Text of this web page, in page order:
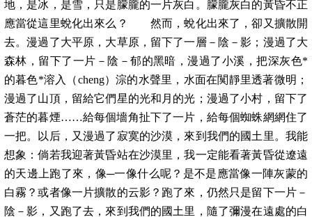
地，是冰，是雪，只是朦朧的一片灰白。朦朧灰白的黃昏不正
應當從這里蛻化出來么？ 然而，蛻化出來了，卻又擴散開
去。漫過了大平原，大草原，留下了一層－陰－影；漫過了大
森林，留下了一片－陰－郁的黑暗，漫過了小溪，把深灰色*
的暮色*溶入（cheng）淙的水聲里，水面在闃靜里透著微明；
漫過了山頂，留給它們星的光和月的光；漫過了小村，留下了
蒼茫的暮煙……給每個墻角扯下了一片，給每個蜘蛛網網住了
一把。以后，又漫過了寂寞的沙漠，來到我們的國土里。我能
想象：倘若我迎著黃昏站在沙漠里，我一定能看著黃昏從遼遠
的天邊上跑了來，像─一像什么呢？是不是應當像一陣灰蒙的
白霧？或者像一片擴散的云影？跑了來，仍然只是留下一片－
陰－影，又跑了去，來到我們的國土里，隨了彌漫在遠處的白